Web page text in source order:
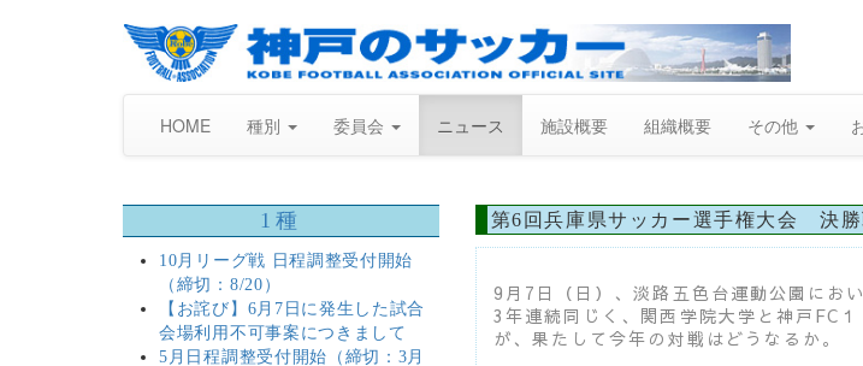
HOME 種別 委員会 ニュース 施設概要 組織概要 その他
1種
10月リーグ戦 日程調整受付開始
（締切：8/20）
【お詫び】6月7日に発生した試合
会場利用不可事案につきまして
5月日程調整受付開始（締切：3月
第6回兵庫県サッカー選手権大会 決勝
9月7日（日）、淡路五色台運動公園にお
3年連続同じく、関西学院大学と神戸FC
が、果たして今年の対戦はどうなるか。